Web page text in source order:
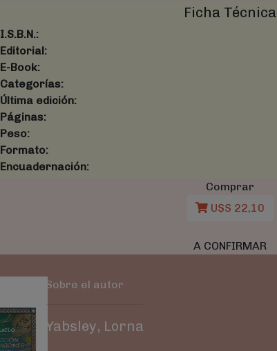
Ficha Técnica
I.S.B.N.:
Editorial:
E-Book:
Categorías:
Última edición:
Páginas:
Peso:
Formato:
Encuadernación:
Comprar
U$S 22,10
A CONFIRMAR
Sobre el autor
Yabsley, Lorna